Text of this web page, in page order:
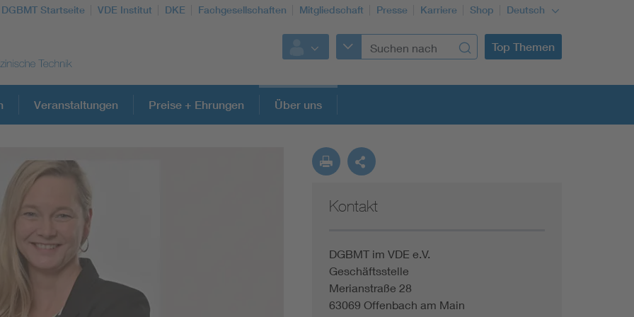
DGBMT Startseite VDE Institut DKE Fachgesellschaften Mitgliedschaft Presse Karriere Shop Deutsch
Top Themen
Weitere Themen
Assisted Living
Prostheses + implants
Veranstaltungen Preise + Ehrungen Über uns
Kontakt
DGBMT im VDE e.V.
Geschäftsstelle
Merianstraße 28
63069 Offenbach am Main